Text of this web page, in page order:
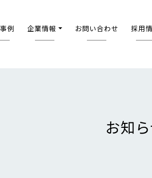
例 企業情報 お問い合わせ 採用
お知